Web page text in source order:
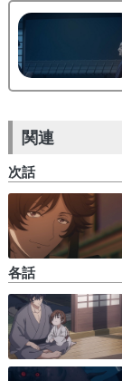
関連
次話
各話